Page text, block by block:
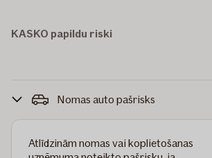
KASKO papildu riski
Nomas auto pašrisks
Atlīdzinām nomas vai koplietošanas